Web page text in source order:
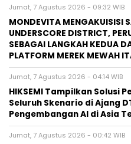
Jumat, 7 Agustus 2026 - 09:32 WIB
MONDEVITA MENGAKUISISI
UNDERSCORE DISTRICT,
SEBAGAI LANGKAH KEDUA
PLATFORM MEREK MEWAH
Jumat, 7 Agustus 2026 - 04:14 WIB
HIKSEMI Tampilkan Solusi
Seluruh Skenario di Ajang
Pengembangan AI di Asia
Jumat, 7 Agustus 2026 - 00:42 WIB